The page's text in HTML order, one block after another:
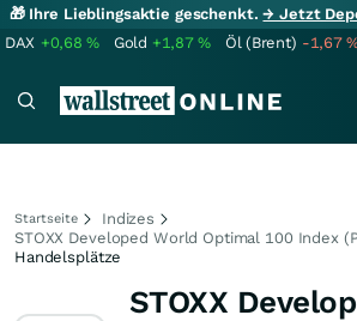
🎁 Ihre Lieblingsaktie geschenkt.→ Jetzt
DAX +0,68% Gold +1,87% Öl (Brent) -1,67
Startseite
Indizes
STOXX Developed World Optimal 100 Index
Handelsplätze
STOXX